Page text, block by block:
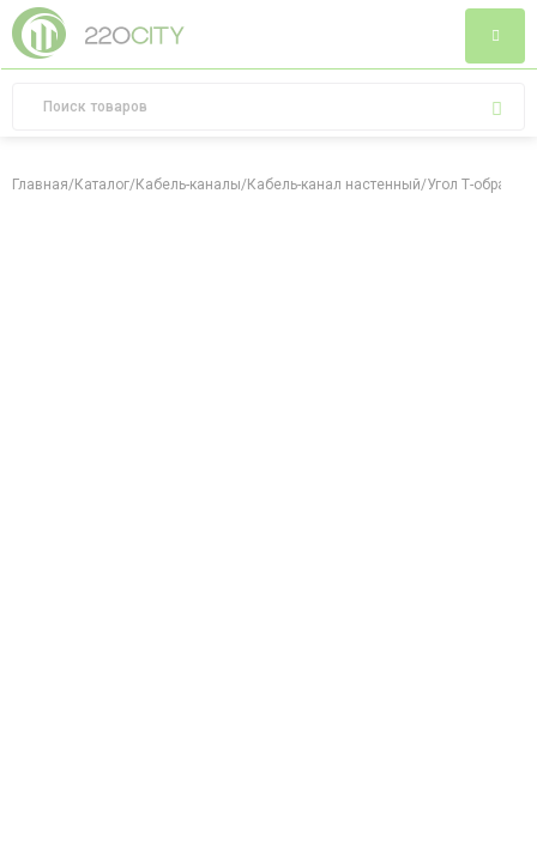
Главная/Каталог/Кабель-каналы/Кабель-канал настенный/Угол Т-